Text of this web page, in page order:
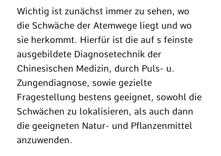
Wichtig ist zunächst immer zu sehen, wo
die Schwäche der Atemwege liegt und wo
sie herkommt. Hierfür ist die auf s feinste
ausgebildete Diagnosetechnik der
Chinesischen Medizin, durch Puls- u.
Zungendiagnose, sowie gezielte
Fragestellung bestens geeignet, sowohl die
Schwächen zu lokalisieren, als auch dann
die geeigneten Natur- und Pflanzenmittel
anzuwenden.